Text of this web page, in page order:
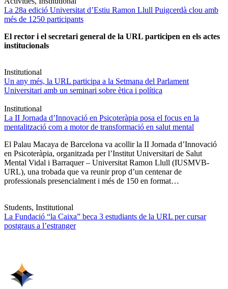
La 28a edició Universitat d’Estiu Ramon Llull Puigcerdà clou amb
més de 1250 participants
El rector i el secretari general de la URL participen en els actes
institucionals
Institutional
Un any més, la URL participa a la Setmana del Parlament
Universitari amb un seminari sobre ètica i política
Institutional
La II Jornada d’Innovació en Psicoteràpia posa el focus en la
mentalització com a motor de transformació en salut mental
El Palau Macaya de Barcelona va acollir la II Jornada d’Innovació
en Psicoteràpia, organitzada per l’Institut Universitari de Salut
Mental Vidal i Barraquer – Universitat Ramon Llull (IUSMVB-
URL), una trobada que va reunir prop d’un centenar de
professionals presencialment i més de 150 en format…
Students, Institutional
La Fundació “la Caixa” beca 3 estudiants de la URL per cursar
postgraus a l’estranger